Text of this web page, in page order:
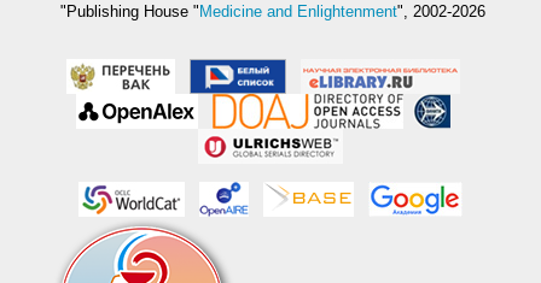
"Publishing House " Medicine and Enlightenment" , 2002-2026